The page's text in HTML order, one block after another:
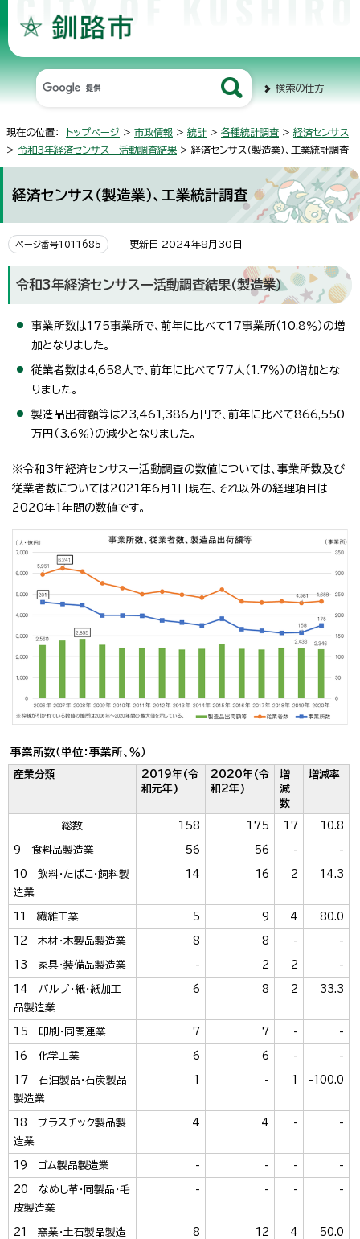
検索の仕方
現在の位置： トップページ > 市政情報 > 統計 > 各種統計調査 > 経済センサス
> 令和3年経済センサス－活動調査結果 > 経済センサス（製造業）、工業統計調査
経済センサス（製造業）、工業統計調査
ページ番号1011685 更新日 2024年8月30日
令和3年経済センサスー活動調査結果（製造業）
事業所数は175事業所で、前年に比べて17事業所（10.8％）の増
加となりました。
従業者数は4,658人で、前年に比べて77人（1.7％）の増加とな
りました。
製造品出荷額等は23,461,386万円で、前年に比べて866,550
万円（3.6％）の減少となりました。
※令和3年経済センサスー活動調査の数値については、事業所数及び
従業者数については2021年6月1日現在、それ以外の経理項目は
2020年1年間の数値です。
事業所数（単位：事業所、％）
産業分類
2019年(令
和元年)
2020年(令
和2年)
増
減
数
増減率
総数 158 175 17 10.8
9 食料品製造業 56 56 - -
10 飲料・たばこ・飼料製
造業
14 16 2 14.3
11 繊維工業 5 9 4 80.0
12 木材・木製品製造業 8 8 - -
13 家具・装備品製造業 - 2 2 -
14 パルプ・紙・紙加工
品製造業
6 8 2 33.3
15 印刷・同関連業 7 7 - -
16 化学工業 6 6 - -
17 石油製品・石炭製品
製造業
- -100.0
18 プラスチック製品製
造業
4 4 - -
19 ゴム製品製造業 - - - -
20 なめし革・同製品・毛
皮製造業
- - - -
21 窯業・土石製品製造
8 12 4 50.0